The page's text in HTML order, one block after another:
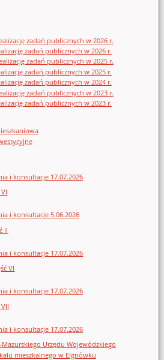
zadań publicznych w 2026 r.
zadań publicznych w 2026 r.
zadań publicznych w 2025 r.
zadań publicznych w 2025 r.
zadań publicznych w 2024 r.
zadań publicznych w 2023 r.
zadań publicznych w 2023 r.
i konsultacje 17.07.2026
i konsultacje 5.06.2026
II
i konsultacje 17.07.2026
VI
i konsultacje 17.07.2026
i konsultacje 17.07.2026
Mazurskiego Urzędu Wojewódzkiego
mieszkalnego w Elgnówku